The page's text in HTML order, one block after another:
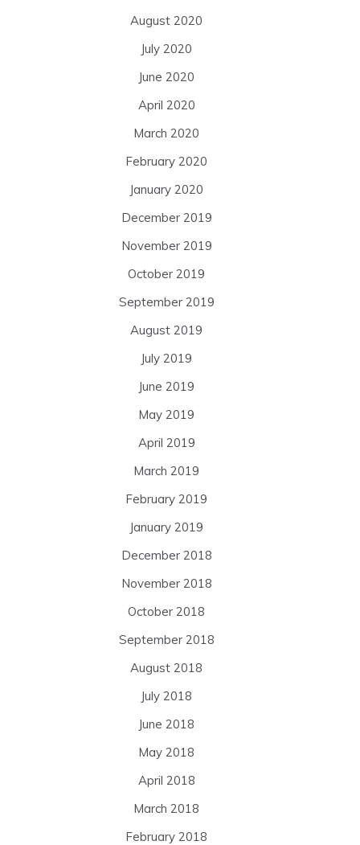
August 2020
July 2020
June 2020
April 2020
March 2020
February 2020
January 2020
December 2019
November 2019
October 2019
September 2019
August 2019
July 2019
June 2019
May 2019
April 2019
March 2019
February 2019
January 2019
December 2018
November 2018
October 2018
September 2018
August 2018
July 2018
June 2018
May 2018
April 2018
March 2018
February 2018